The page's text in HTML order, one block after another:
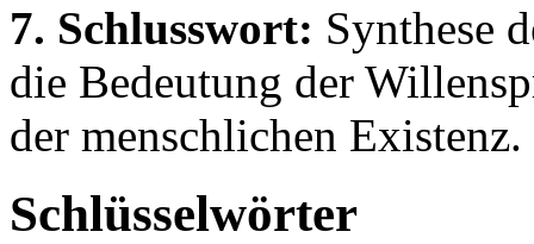
7. Schlusswort: Synthese
die Bedeutung der
der menschlichen Existenz.
Schlüsselwörter